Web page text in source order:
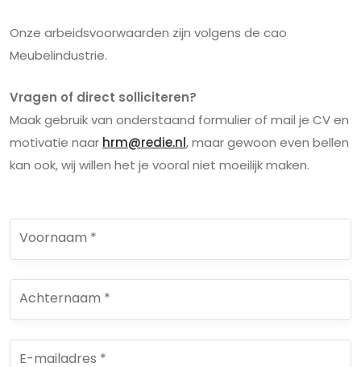
Onze arbeidsvoorwaarden zijn volgens de cao
Meubelindustrie.
Vragen of direct solliciteren?
Maak gebruik van onderstaand formulier of mail je CV en
motivatie naar hrm@redie.nl, maar gewoon even bellen
kan ook, wij willen het je vooral niet moeilijk maken.
Voornaam *
Achternaam *
E-mailadres *